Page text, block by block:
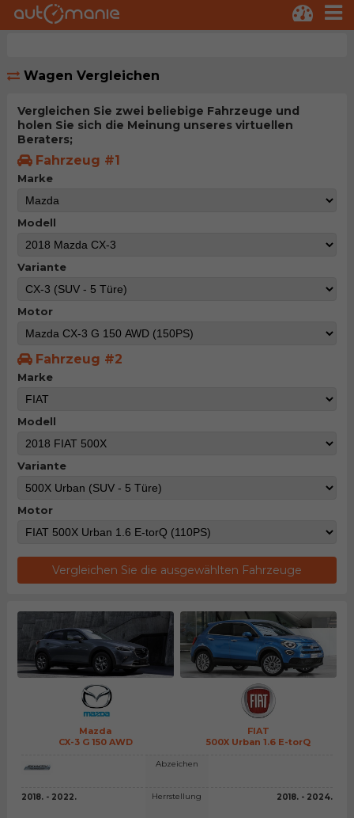
Wagen Vergleichen
Vergleichen Sie zwei beliebige Fahrzeuge und
holen Sie sich die Meinung unseres virtuellen
Beraters;
Fahrzeug #1
Marke
Modell
Variante
Motor
Fahrzeug #2
Marke
Modell
Variante
Motor
Vergleichen Sie die ausgewählten Fahrzeuge
Mazda
CX-3 G 150 AWD
FIAT
500X Urban 1.6 E-torQ
2018. - 2022.
Abzeichen
Herrstellung 2018. - 2024.